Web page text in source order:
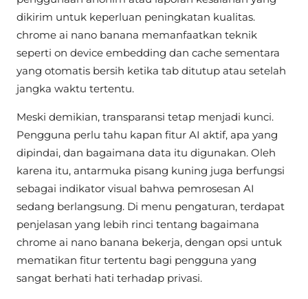
dikirim untuk keperluan peningkatan kualitas.
chrome ai nano banana memanfaatkan teknik
seperti on device embedding dan cache sementara
yang otomatis bersih ketika tab ditutup atau setelah
jangka waktu tertentu.
Meski demikian, transparansi tetap menjadi kunci.
Pengguna perlu tahu kapan fitur AI aktif, apa yang
dipindai, dan bagaimana data itu digunakan. Oleh
karena itu, antarmuka pisang kuning juga berfungsi
sebagai indikator visual bahwa pemrosesan AI
sedang berlangsung. Di menu pengaturan, terdapat
penjelasan yang lebih rinci tentang bagaimana
chrome ai nano banana bekerja, dengan opsi untuk
mematikan fitur tertentu bagi pengguna yang
sangat berhati hati terhadap privasi.